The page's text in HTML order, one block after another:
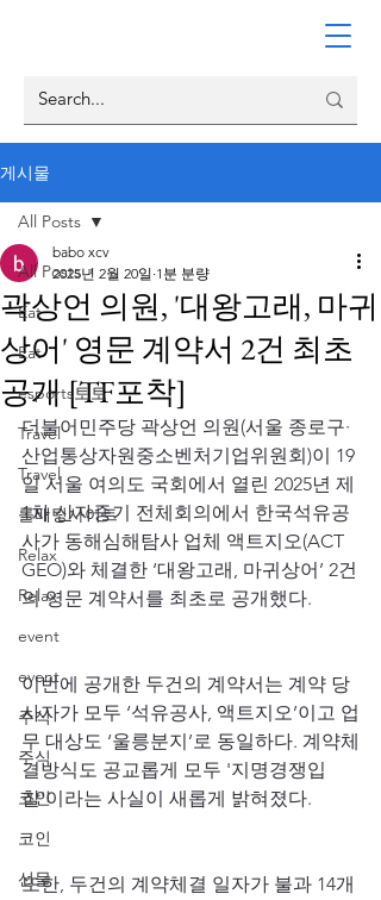
게시물
All Posts
Eat
Eat
esports토토
Travel
Travel
롤배팅사이트
Relax
Relax
event
event
주식
주식
코인
코인
선물
All Posts
곽상언 의원, '대왕고래, 마귀
상어' 영문 계약서 2건 최초
공개 [TF포착]
babo xcv
2025년 2월 20일 1분 분량
더불어민주당 곽상언 의원(서울 종로구·
산업통상자원중소벤처기업위원회)이 19
일 서울 여의도 국회에서 열린 2025년 제
1차 산자중기 전체회의에서 한국석유공
사가 동해심해탐사 업체 액트지오(ACT
GEO)와 체결한 ‘대왕고래, 마귀상어’ 2건
의 영문 계약서를 최초로 공개했다.
이번에 공개한 두건의 계약서는 계약 당
사자가 모두 ‘석유공사, 액트지오’이고 업
무 대상도 ‘울릉분지’로 동일하다. 계약체
결방식도 공교롭게 모두 '지명경쟁입
찰'이라는 사실이 새롭게 밝혀졌다.
또한, 두건의 계약체결 일자가 불과 14개